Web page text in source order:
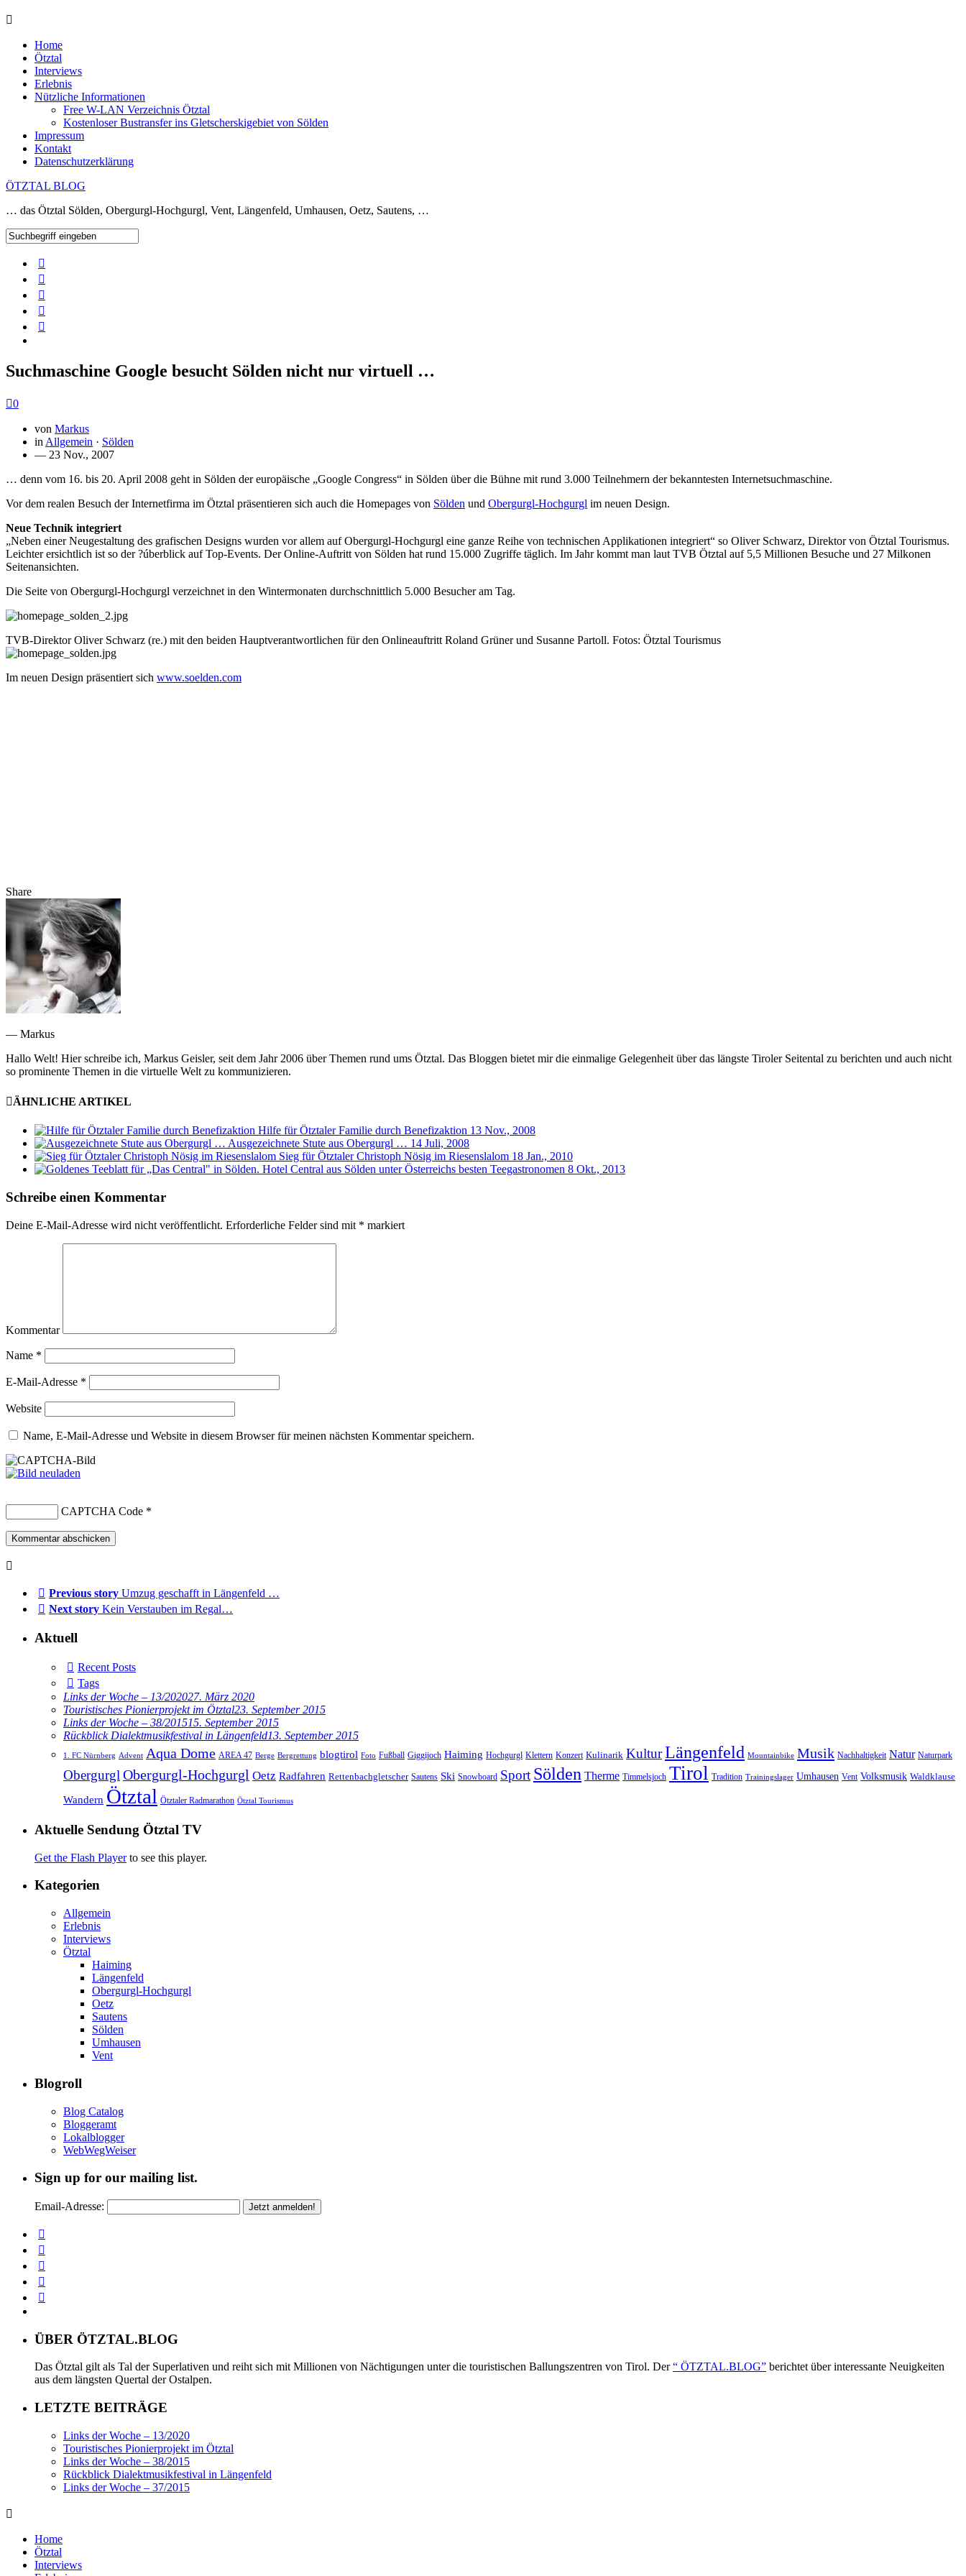
Home
Ötztal
Interviews
Erlebnis
Nützliche Informationen
Free W-LAN Verzeichnis Ötztal
Kostenloser Bustransfer ins Gletscherskigebiet von Sölden
Impressum
Kontakt
Datenschutzerklärung
ÖTZTAL BLOG
… das Ötztal Sölden, Obergurgl-Hochgurgl, Vent, Längenfeld, Umhausen, Oetz, Sautens, …
Suchmaschine Google besucht Sölden nicht nur virtuell …
0
von Markus
in Allgemein · Sölden
— 23 Nov., 2007
… denn vom 16. bis 20. April 2008 geht in Sölden der europäische „Google Congress“ in Sölden über die Bühne mit rund 3.000 Teilnehmern der bekanntesten Internetsuchmaschine.
Vor dem realen Besuch der Internetfirma im Ötztal präsentieren sich auch die Homepages von Sölden und Obergurgl-Hochgurgl im neuen Design.
Neue Technik integriert
„Neben einer Neugestaltung des grafischen Designs wurden vor allem auf Obergurgl-Hochgurgl eine ganze Reihe von technischen Applikationen integriert“ so Oliver Schwarz, Direktor von Ötztal Tourismus.
Leichter ersichtlich ist so der ?úberblick auf Top-Events. Der Online-Auftritt von Sölden hat rund 15.000 Zugriffe täglich. Im Jahr kommt man laut TVB Ötztal auf 5,5 Millionen Besuche und 27 Milkonen
Seitenansichten.
Die Seite von Obergurgl-Hochgurgl verzeichnet in den Wintermonaten durchschnittlich 5.000 Besucher am Tag.
TVB-Direktor Oliver Schwarz (re.) mit den beiden Hauptverantwortlichen für den Onlineauftritt Roland Grüner und Susanne Partoll. Fotos: Ötztal Tourismus
Im neuen Design präsentiert sich www.soelden.com
Share
— Markus
Hallo Welt! Hier schreibe ich, Markus Geisler, seit dem Jahr 2006 über Themen rund ums Ötztal. Das Bloggen bietet mir die einmalige Gelegenheit über das längste Tiroler Seitental zu berichten und auch nicht
so prominente Themen in die virtuelle Welt zu kommunizieren.
ÄHNLICHE ARTIKEL
Hilfe für Ötztaler Familie durch Benefizaktion 13 Nov., 2008
Ausgezeichnete Stute aus Obergurgl … 14 Juli, 2008
Sieg für Ötztaler Christoph Nösig im Riesenslalom 18 Jan., 2010
Hotel Central aus Sölden unter Österreichs besten Teegastronomen 8 Okt., 2013
Schreibe einen Kommentar
Deine E-Mail-Adresse wird nicht veröffentlicht. Erforderliche Felder sind mit * markiert
Kommentar
Name *
E-Mail-Adresse *
Website
Name, E-Mail-Adresse und Website in diesem Browser für meinen nächsten Kommentar speichern.
CAPTCHA Code *
Previous story Umzug geschafft in Längenfeld …
Next story Kein Verstauben im Regal…
Aktuell
Recent Posts
Tags
Links der Woche – 13/202027. März 2020
Touristisches Pionierprojekt im Ötztal23. September 2015
Links der Woche – 38/201515. September 2015
Rückblick Dialektmusikfestival in Längenfeld13. September 2015
1. FC Nürnberg Advent Aqua Dome AREA 47 Berge Bergrettung blogtirol Foto Fußball Giggijoch Haiming Hochgurgl Klettern Konzert Kulinarik KulturLängenfeld Mountainbike Musik Nachhaltigkeit Natur Naturpark
ObergurglObergurgl-Hochgurgl Oetz Radfahren Rettenbachgletscher Sautens Ski Snowboard Sport Sölden Therme Timmelsjoch Tirol Tradition Trainingslager Umhausen Vent Volksmusik Waldklause
Wandern Ötztal Ötztaler Radmarathon Ötztal Tourismus
Aktuelle Sendung Ötztal TV
Get the Flash Playerto see this player.
Kategorien
Allgemein
Erlebnis
Interviews
Ötztal
Haiming
Längenfeld
Obergurgl-Hochgurgl
Oetz
Sautens
Sölden
Umhausen
Vent
Blogroll
Blog Catalog
Bloggeramt
Lokalblogger
WebWegWeiser
Sign up for our mailing list.
Email-Adresse:
ÜBER ÖTZTAL.BLOG
Das Ötztal gilt als Tal der Superlativen und reiht sich mit Millionen von Nächtigungen unter die touristischen Ballungszentren von Tirol. Der“ ÖTZTAL.BLOG” berichtet über interessante Neuigkeiten
aus dem längsten Quertal der Ostalpen.
LETZTE BEITRÄGE
Links der Woche – 13/2020
Touristisches Pionierprojekt im Ötztal
Links der Woche – 38/2015
Rückblick Dialektmusikfestival in Längenfeld
Links der Woche – 37/2015
Home
Ötztal
Interviews